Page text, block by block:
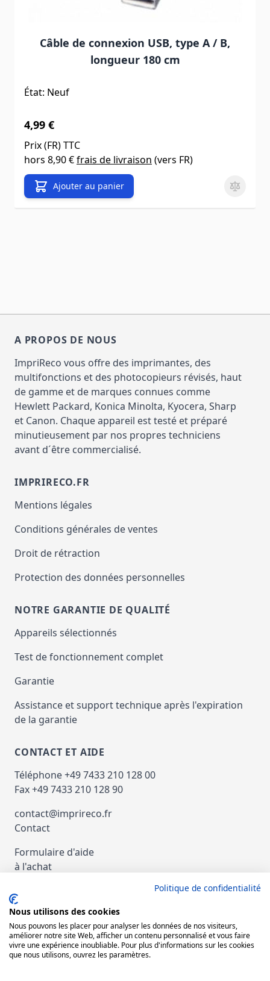
Câble de connexion USB, type A / B,
longueur 180 cm
État: Neuf
4,99 €
Prix (FR) TTC
hors 8,90 €frais de livraison (vers FR)
Ajouter au panier
A PROPOS DE NOUS
ImpriReco vous offre des imprimantes, des
multifonctions et des photocopieurs révisés, haut
de gamme et de marques connues comme
Hewlett Packard, Konica Minolta, Kyocera, Sharp
et Canon. Chaque appareil est testé et préparé
minutieusement par nos propres techniciens
avant d´être commercialisé.
IMPRIRECO.FR
Mentions légales
Conditions générales de ventes
Droit de rétraction
Protection des données personnelles
NOTRE GARANTIE DE QUALITÉ
Appareils sélectionnés
Test de fonctionnement complet
Garantie
Assistance et support technique après l'expiration
de la garantie
CONTACT ET AIDE
Téléphone +49 7433 210 128 00
Fax +49 7433 210 128 90
contact@imprireco.fr
Contact
Formulaire d'aide
à l'achat
Paiement et Expédition
nachat d'imprimantes et de copieurs
d'occasion
Politique de confidentialité
Nous utilisons des cookies
Nous pouvons les placer pour analyser les données de nos visiteurs,
améliorer notre site Web, afficher un contenu personnalisé et vous faire
vivre une expérience inoubliable. Pour plus d'informations sur les cookies
que nous utilisons, ouvrez les paramètres.